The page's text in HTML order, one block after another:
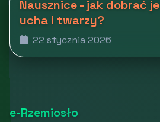
Nausznice - jak dobrać
ucha i twarzy?
22 stycznia 2026
e-Rzemiosło